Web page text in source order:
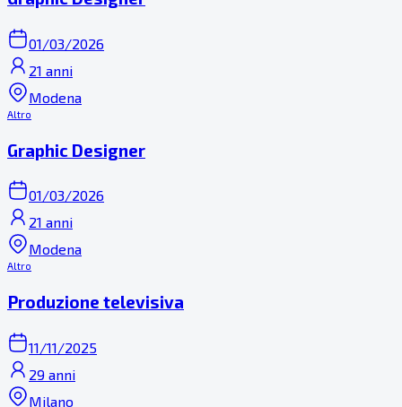
01/03/2026
21 anni
Modena
Altro
Graphic Designer
01/03/2026
21 anni
Modena
Altro
Produzione televisiva
11/11/2025
29 anni
Milano